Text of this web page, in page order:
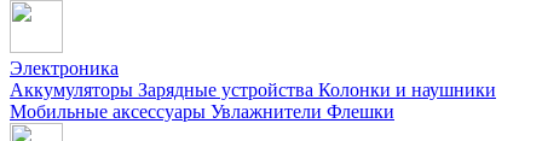
Электроника
Аккумуляторы Зарядные устройства Колонки и наушники
Мобильные аксессуары Увлажнители Флешки